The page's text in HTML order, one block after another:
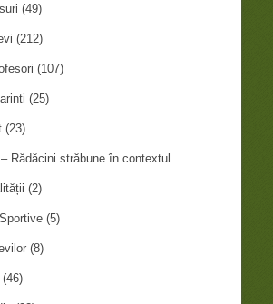
(49)
(212)
(107)
(25)
(23)
Rădăcini străbune în contextul
(2)
(5)
(8)
(46)